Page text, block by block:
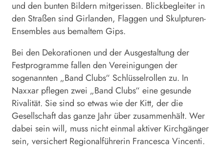
und den bunten Bildern mitgerissen. Blickbegleiter in
den Straßen sind Girlanden, Flaggen und Skulpturen-
Ensembles aus bemaltem Gips.
Bei den Dekorationen und der Ausgestaltung der
Festprogramme fallen den Vereinigungen der
sogenannten „Band Clubs“ Schlüsselrollen zu. In
Naxxar pflegen zwei „Band Clubs“ eine gesunde
Rivalität. Sie sind so etwas wie der Kitt, der die
Gesellschaft das ganze Jahr über zusammenhält. Wer
dabei sein will, muss nicht einmal aktiver Kirchgänger
sein, versichert Regionalführerin Francesca Vincenti.